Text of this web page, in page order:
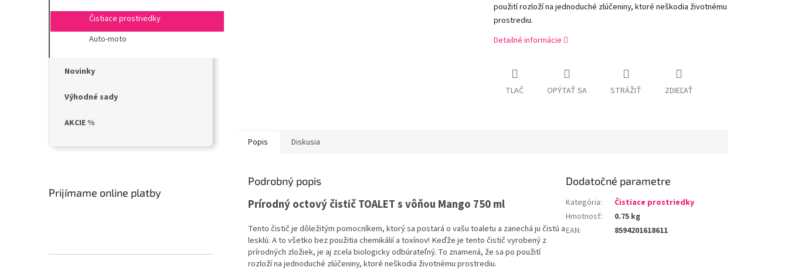
Čistiace prostriedky
Auto-moto
Novinky
Výhodné sady
AKCIE %
Prijímame online platby
použití rozloží na jednoduché zlúčeniny, ktoré neškodia životnému
prostrediu.
Detailné informácie
TLAČ OPÝTAŤ SA STRÁŽIŤ ZDIEĽAŤ
Popis Diskusia
Podrobný popis
Prírodný octový čistič TOALET s vôňou Mango 750 ml
Tento čistič je dôležitým pomocníkem, ktorý sa postará o vašu toaletu a zanechá ju čistú a
lesklú. A to všetko bez použitia chemikálií a toxínov! Keďže je tento čistič vyrobený z
prírodných zložiek, je aj zcela biologicky odbúrateľný. To znamená, že sa po použití
rozloží na jednoduché zlúčeniny, ktoré neškodia životnému prostrediu.
Dodatočné parametre
Kategória:
Čistiace prostriedky
Hmotnosť:
0.75 kg
EAN: 8594201618611